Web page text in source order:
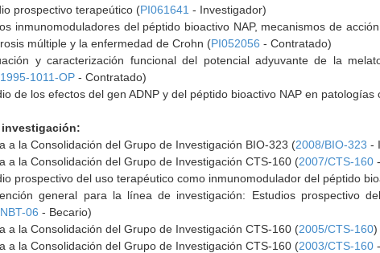
prospectivo terapeútico (PI061641 - Investigador)
inmunomoduladores del péptido bioactivo NAP, mecanismos de
múltiple y la enfermedad de Crohn (PI052056 - Contratado)
y caracterización funcional del potencial adyuvante de la
1011-OP - Contratado)
de los efectos del gen ADNP y del péptido bioactivo NAP en
investigación:
a la Consolidación del Grupo de Investigación BIO-323 (2008/BIO-323 -
a la Consolidación del Grupo de Investigación CTS-160 (2007/CTS-160
prospectivo del uso terapéutico como inmunomodulador del péptido
general para la línea de investigación: Estudios prospectivo
06 - Becario)
a la Consolidación del Grupo de Investigación CTS-160 (2005/CTS-160)
a la Consolidación del Grupo de Investigación CTS-160 (2003/CTS-160